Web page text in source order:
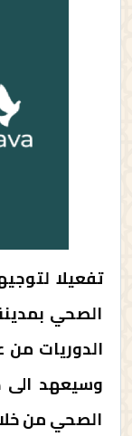
الصحي
الدوريات
وسيعهد الى
الصحي من